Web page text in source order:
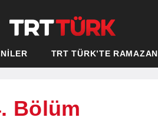
TRT TÜRK’TE RAMAZAN
Bölüm